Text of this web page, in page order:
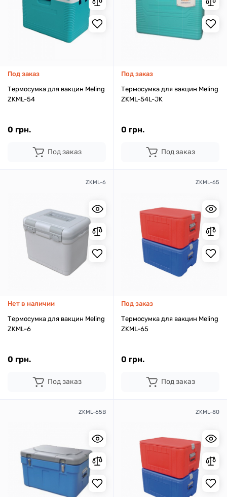
Под заказ
Термосумка для вакцин Meling
ZKML-54
0 грн.
Под заказ
Под заказ
Термосумка для вакцин Meling
ZKML-54L-JK
0 грн.
Под заказ
ZKML-6
Нет в наличии
Термосумка для вакцин Meling
ZKML-6
0 грн.
Под заказ
ZKML-65
Под заказ
Термосумка для вакцин Meling
ZKML-65
0 грн.
Под заказ
ZKML-65B ZKML-80